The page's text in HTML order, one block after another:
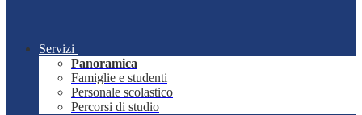
Servizi
Panoramica
Famiglie e studenti
Personale scolastico
Percorsi di studio